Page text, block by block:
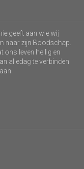
geeft aan wie wij
naar zijn Boodschap.
ons leven heilig en
alledag te verbinden